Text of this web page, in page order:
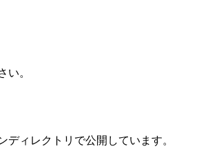
い。
ィレクトリで公開しています。